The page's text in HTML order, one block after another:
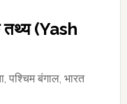
तथ्य (Yash
पश्चिम बंगाल, भारत